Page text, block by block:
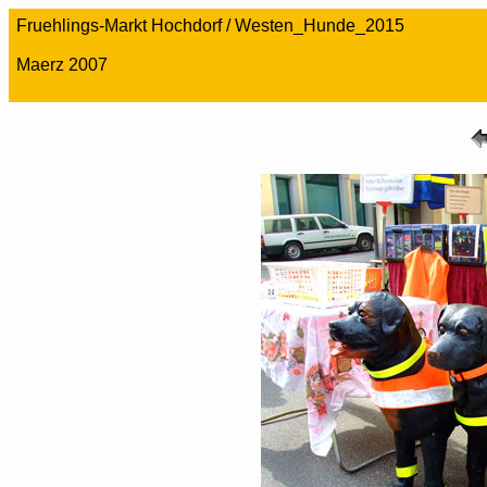
Fruehlings-Markt Hochdorf / Westen_Hunde_2015
Maerz 2007